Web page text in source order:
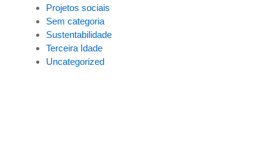
Projetos sociais
Sem categoria
Sustentabilidade
Terceira Idade
Uncategorized